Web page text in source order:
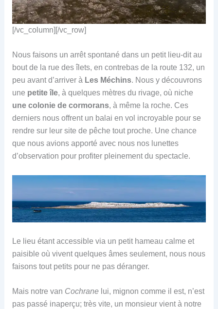
[/vc_column][/vc_row]
Nous faisons un arrêt spontané dans un petit lieu-dit au
bout de la rue des îlets, en contrebas de la route 132, un
peu avant d’arriver à Les Méchins. Nous y découvrons
une petite île, à quelques mètres du rivage, où niche
une colonie de cormorans, à même la roche. Ces
derniers nous offrent un balai en vol incroyable pour se
rendre sur leur site de pêche tout proche. Une chance
que nous avions apporté avec nous nos lunettes
d’observation pour profiter pleinement du spectacle.
Le lieu étant accessible via un petit hameau calme et
paisible où vivent quelques âmes seulement, nous nous
faisons tout petits pour ne pas déranger.
Mais notre van Cochranelui, mignon comme il est, n’est
pas passé inaperçu; très vite, un monsieur vient à notre